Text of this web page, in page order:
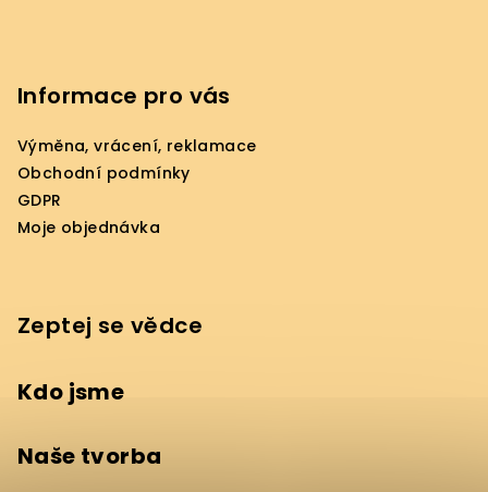
Informace pro vás
Výměna, vrácení, reklamace
Obchodní podmínky
GDPR
Moje objednávka
Zeptej se vědce
Kdo jsme
Naše tvorba